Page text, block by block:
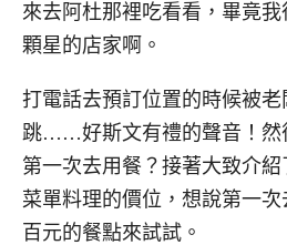
來去阿杜那裡吃看看，畢竟
顆星的店家啊。
打電話去預訂位置的時候被
跳……好斯文有禮的聲音！然
第一次去用餐？接著大致介
菜單料理的價位，想說第一
百元的餐點來試試。